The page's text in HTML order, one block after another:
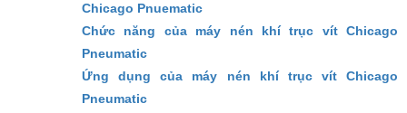
Chicago Pnuematic
Chức năng của máy nén khí trục vít Chicago
Pneumatic
Ứng dụng của máy nén khí trục vít Chicago
Pneumatic